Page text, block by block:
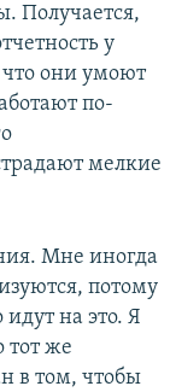
Получается,
у
что они умоют
по-
мелкие
Мне иногда
потому
на это. Я
тот же
в том, чтобы